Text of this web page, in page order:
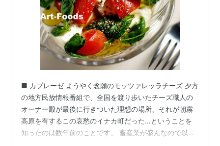
■ カプレーゼ ようやく念願のモッツァレッラチーズ 夕方
の地方民放情報番組で、全国を渡り歩いたチーズ職人の
オーナー殿が最後に行きついた理想の場所、それが朝霧
高原を有するこの哀愁のイナカ町だった…ということを
知ったのは数年前のことです。 畜産業が盛んなので以前